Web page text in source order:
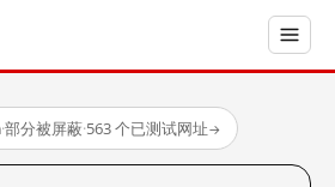
·部分被屏蔽·563 个已测试网址→